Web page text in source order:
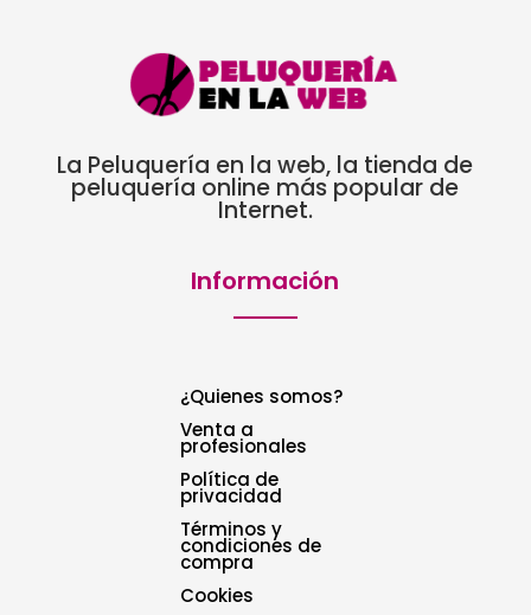
La Peluquería en la web, la tienda de
peluquería online más popular de
Internet.
Información
¿Quienes somos?
Venta a
profesionales
Política de
privacidad
Términos y
condiciones de
compra
Cookies